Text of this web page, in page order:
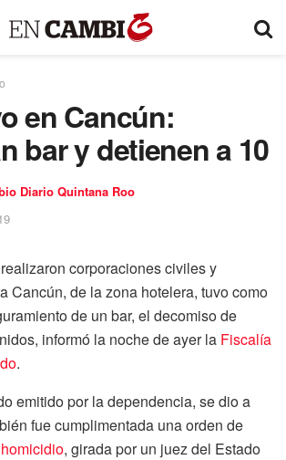
en Cancún:
bar y detienen a 10
Diario Quintana Roo
corporaciones civiles y
Cancún, de la zona hotelera, tuvo como
de un bar, el decomiso de
informó la noche de ayer la Fiscalía
.
emitido por la dependencia, se dio a
fue cumplimentada una orden de
, girada por un juez del Estado